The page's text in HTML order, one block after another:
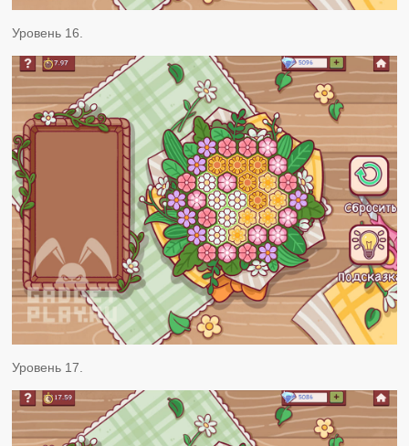
Уровень 16.
Уровень 17.